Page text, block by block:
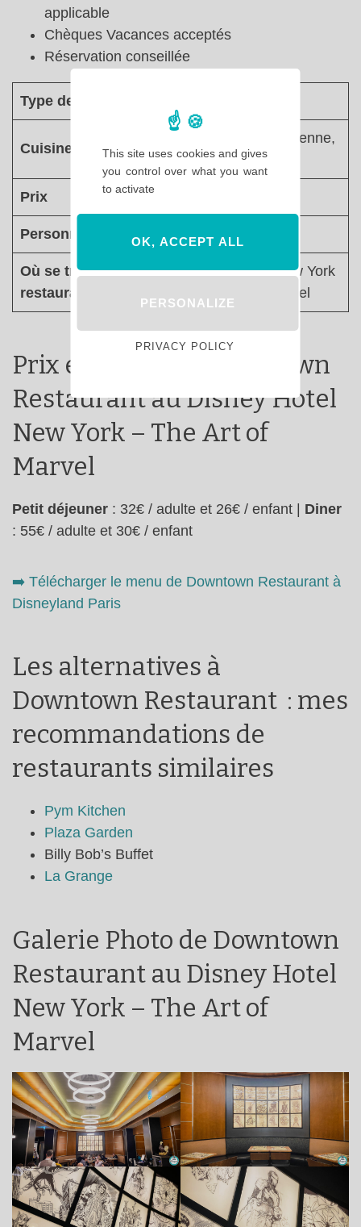
applicable
Chèques Vacances acceptés
Réservation conseillée
Type de restaurant
Cuisine
Continentale, italienne,
asiatique
Prix
Personnages Non
Où se trouve le
restaurant ?
Disney Hotel New York
– The Art of Marvel
Prix et Menu du Downtown
Restaurant au Disney Hotel
New York – The Art of
Marvel
Petit déjeuner : 32€ / adulte et 26€ / enfant | Diner
: 55€ / adulte et 30€ / enfant
➡️​ Télécharger le menu de Downtown Restaurant à
Disneyland Paris
Les alternatives à
Downtown Restaurant : mes
recommandations de
restaurants similaires
Pym Kitchen
Plaza Garden
Billy Bob’s Buffet
La Grange
Galerie Photo de Downtown
Restaurant au Disney Hotel
New York – The Art of
Marvel
This site uses cookies and gives
you control over what you want
to activate
OK, ACCEPT ALL
PERSONALIZE
PRIVACY POLICY